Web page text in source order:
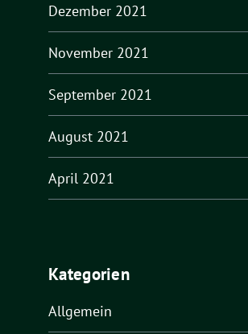
Dezember 2021
November 2021
September 2021
August 2021
April 2021
Kategorien
Allgemein